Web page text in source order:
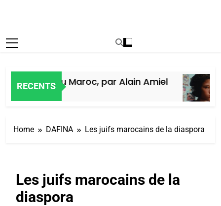
RECENTS
Juifs du Maroc, par Alain Amiel
Home DAFINA Les juifs marocains de la diaspora
Les juifs marocains de la
diaspora